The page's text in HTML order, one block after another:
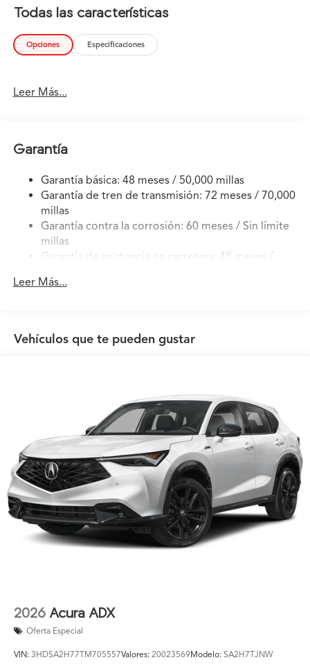
superior acceleration, improved steering, and increased
traction and stability. This is the one. Just what you've
been looking for.
Todas las características
Opciones Especificaciones
Leer Más...
Garantía
Garantía básica: 48 meses / 50,000 millas
Garantía de tren de transmisión: 72 meses / 70,000
millas
Garantía contra la corrosión: 60 meses / Sin límite
millas
Garantía de asistencia en carretera: 48 meses /
Garantía de mantenimiento: 12 meses / 12,000
Leer Más...
Vehículos que te pueden gustar
2026 Acura ADX
Oferta Especial
VIN: 3HDSA2H77TM705557Valores: 20023569Modelo: SA2H7TJNW